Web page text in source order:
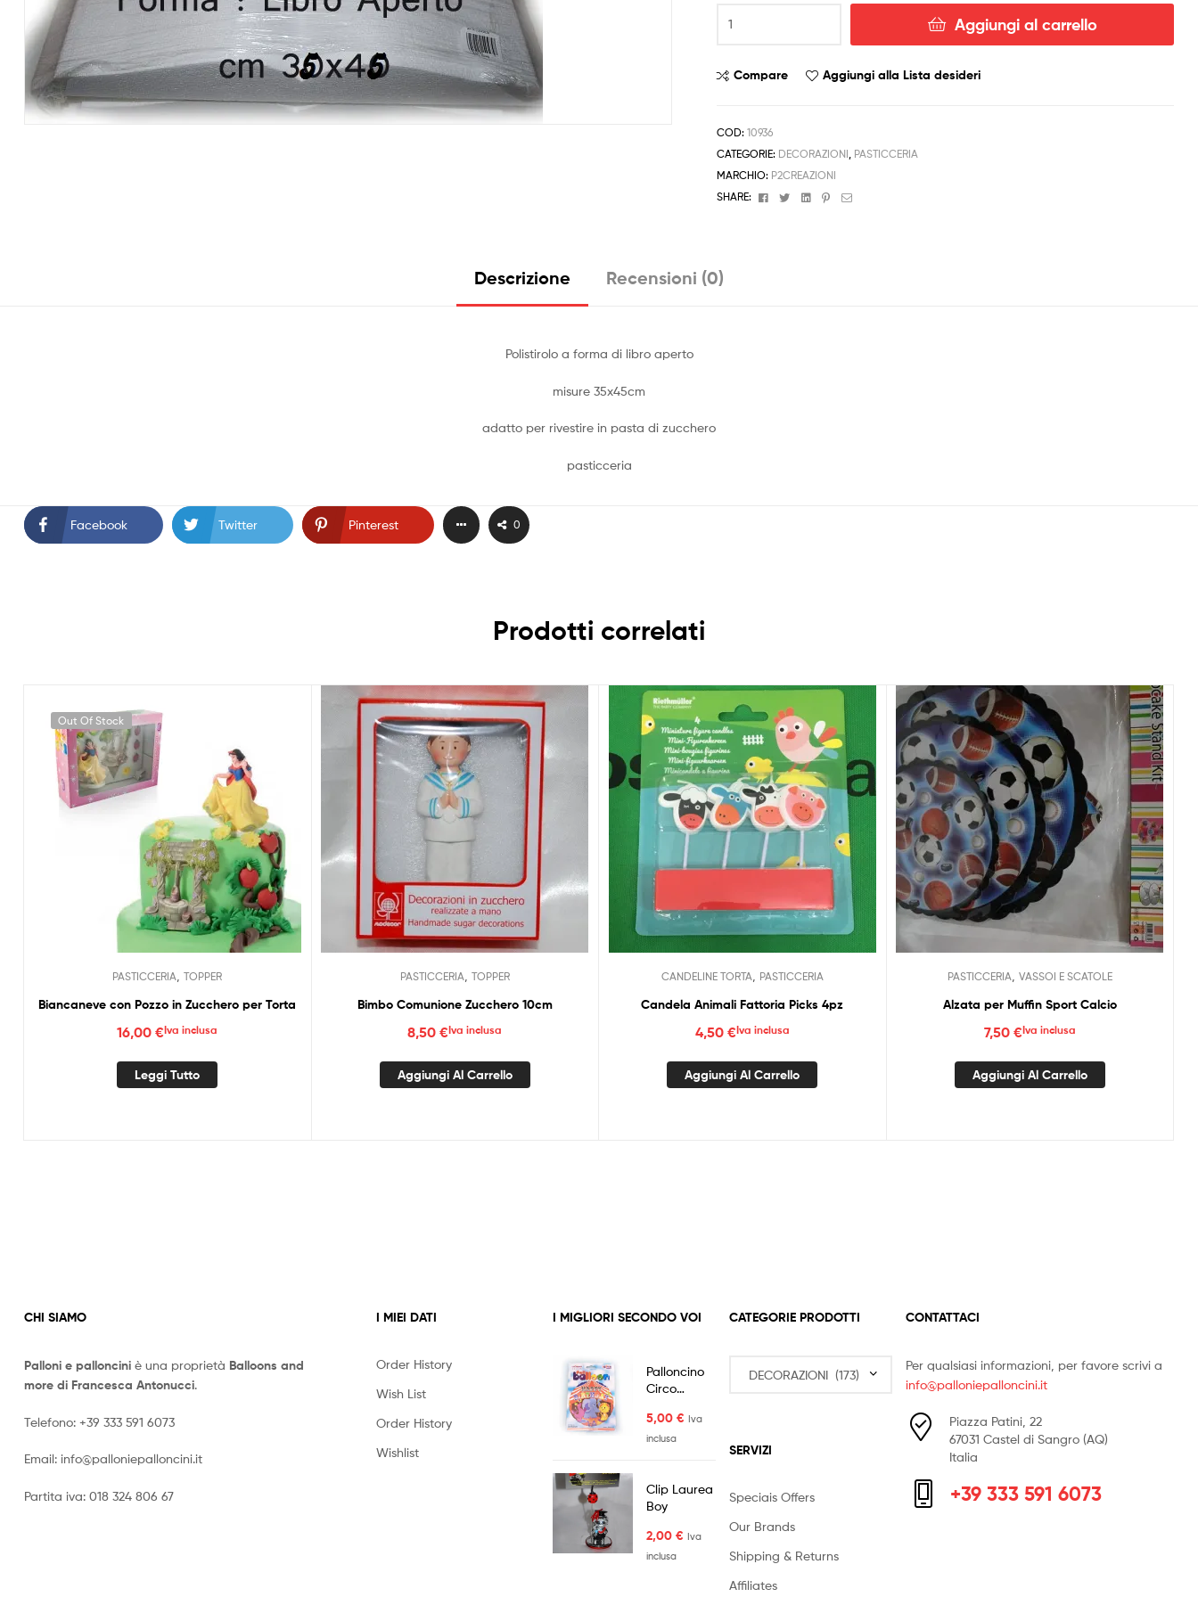
Aperto
Comunione
Battesimo
quantità
Aggiungi al carrello
Compare Aggiungi alla Lista desideri
COD:10936
CATEGORIE: DECORAZIONI PASTICCERIA
MARCHIO: P2CREAZIONI
SHARE:
FacebookTwitterLinkedinPinterest
Email
Descrizione Recensioni (0)
Polistirolo a forma di libro aperto
misure 35x45cm
adatto per rivestire in pasta di zucchero
pasticceria
Facebook Twitter Pinterest 0
Prodotti correlati
Out Of Stock
PASTICCERIA ,TOPPER
Biancaneve con Pozzo in Zucchero per Torta
16,00€Iva inclusa
Leggi Tutto
PASTICCERIA TOPPER
Bimbo Comunione Zucchero 10cm
8,50€Iva inclusa
Aggiungi Al Carrello
CANDELINE TORTA PASTICCERIA
Candela Animali Fattoria Picks 4pz
4,50 €Iva inclusa
Aggiungi Al Carrello
PASTICCERIA VASSOI E SCATOLE
Alzata per Muffin Sport Calcio
7,50 €Iva inclusa
Aggiungi Al Carrello
CHI SIAMO
Palloni e palloncini è una proprietà Balloons and
more di Francesca Antonucci.
Telefono: +39 333 591 6073
Email: info@palloniepalloncini.it
Partita iva: 018 324 806 67
I MIEI DATI
Order History
Wish List
Order History
Wishlist
I MIGLIORI SECONDO VOI
Palloncino
Circo
Happy
Birthday
5,00€ Iva
inclusa
Clip Laurea
Boy
2,00€ Iva
inclusa
CATEGORIE PRODOTTI
SERVIZI
Speciais Offers
Our Brands
Shipping & Returns
Affiliates
CONTATTACI
Per qualsiasi informazioni, per favore scrivi a
info@palloniepalloncini.it
Piazza Patini, 22
67031 Castel di Sangro (AQ)
Italia
+39 333 591 6073